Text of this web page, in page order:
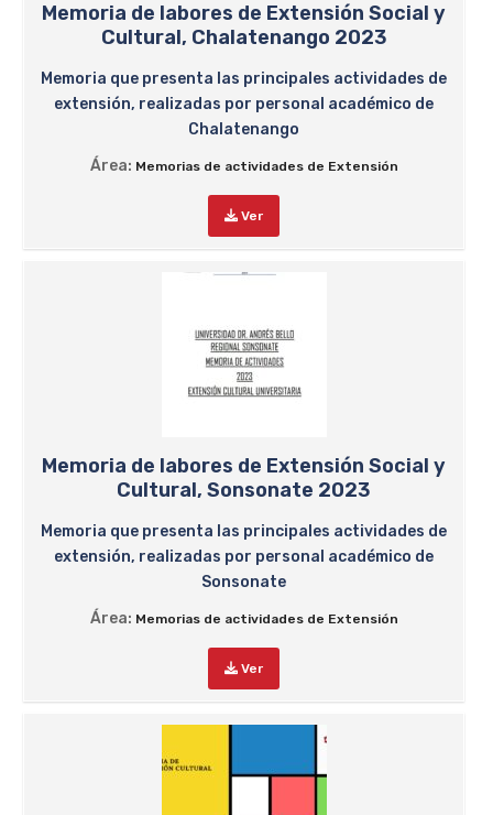
Memoria de labores de Extensión Social y
Cultural, Chalatenango 2023
Memoria que presenta las principales actividades de
extensión, realizadas por personal académico de
Chalatenango
Área: Memorias de actividades de Extensión
Ver
Memoria de labores de Extensión Social y
Cultural, Sonsonate 2023
Memoria que presenta las principales actividades de
extensión, realizadas por personal académico de
Sonsonate
Área: Memorias de actividades de Extensión
Ver